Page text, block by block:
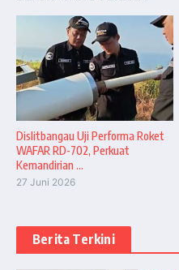
Dislitbangau Uji Performa Roket
WAFAR RD-702, Perkuat
Kemandirian ...
27 Juni 2026
Berita Terkini